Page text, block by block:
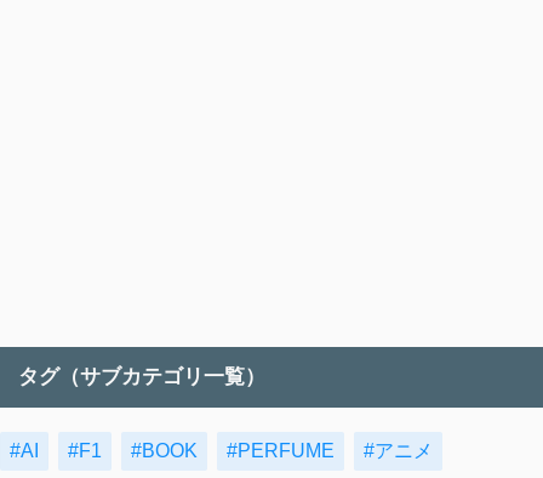
タグ（サブカテゴリ一覧）
#AI #F1 #BOOK #PERFUME #アニメ